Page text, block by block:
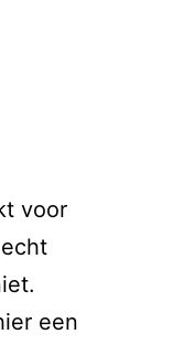
voor
een